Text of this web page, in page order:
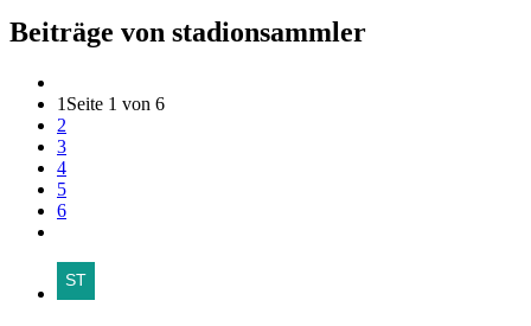
Beiträge von stadionsammler
1 Seite 1 von 6
2
3
4
5
6